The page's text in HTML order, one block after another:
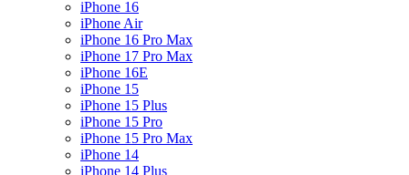
iPhone 16
iPhone Air
iPhone 16 Pro Max
iPhone 17 Pro Max
iPhone 16E
iPhone 15
iPhone 15 Plus
iPhone 15 Pro
iPhone 15 Pro Max
iPhone 14
iPhone 14 Plus